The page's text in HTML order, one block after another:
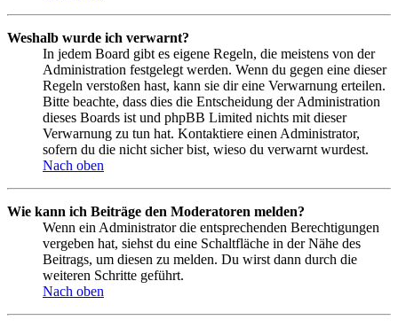
Weshalb wurde ich verwarnt?
In jedem Board gibt es eigene Regeln, die meistens von der
Administration festgelegt werden. Wenn du gegen eine dieser
Regeln verstoßen hast, kann sie dir eine Verwarnung erteilen.
Bitte beachte, dass dies die Entscheidung der Administration
dieses Boards ist und phpBB Limited nichts mit dieser
Verwarnung zu tun hat. Kontaktiere einen Administrator,
sofern du die nicht sicher bist, wieso du verwarnt wurdest.
Nach oben
Wie kann ich Beiträge den Moderatoren melden?
Wenn ein Administrator die entsprechenden Berechtigungen
vergeben hat, siehst du eine Schaltfläche in der Nähe des
Beitrags, um diesen zu melden. Du wirst dann durch die
weiteren Schritte geführt.
Nach oben